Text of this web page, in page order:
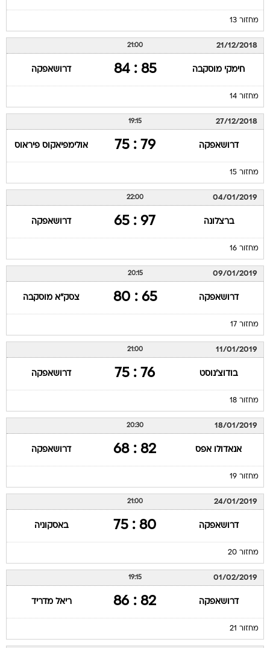
מחזור 13
21/12/2018
21:00
חימקי מוסקבה 85 : 84 דרושאפקה
מחזור 14
27/12/2018
19:15
דרושאפקה 79 : 75 אולימפיאקוס פיראוס
מחזור 15
04/01/2019
22:00
ברצלונה 97 : 65 דרושאפקה
מחזור 16
09/01/2019
20:15
דרושאפקה 65 : 80 צסק"א מוסקבה
מחזור 17
11/01/2019
21:00
בודוצ'נוסט 76 : 75 דרושאפקה
מחזור 18
18/01/2019
20:30
אנאדולו אפס 82 : 68 דרושאפקה
מחזור 19
24/01/2019
21:00
דרושאפקה 80 : 75 באסקוניה
מחזור 20
01/02/2019
19:15
דרושאפקה 82 : 86 ריאל מדריד
מחזור 21